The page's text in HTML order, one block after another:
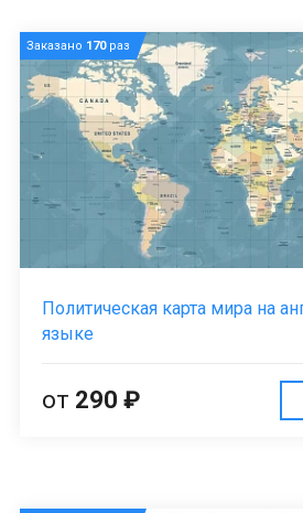
Заказано 170раз
Политическая карта мира на
языке
от 290 ₽